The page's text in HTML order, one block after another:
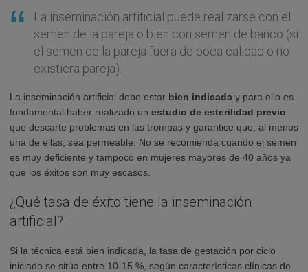
La inseminación artificial puede realizarse con el
semen de la pareja o bien con semen de banco (si
el semen de la pareja fuera de poca calidad o no
existiera pareja).
La inseminación artificial debe estar bien indicada y para ello es
fundamental haber realizado un estudio de esterilidad previo
que descarte problemas en las trompas y garantice que, al menos
una de ellas, sea permeable. No se recomienda cuando el semen
es muy deficiente y tampoco en mujeres mayores de 40 años ya
que los éxitos son muy escasos.
¿Qué tasa de éxito tiene la inseminación
artificial?
Si la técnica está bien indicada, la tasa de gestación por ciclo
iniciado se sitúa entre 10-15 %, según características clínicas de